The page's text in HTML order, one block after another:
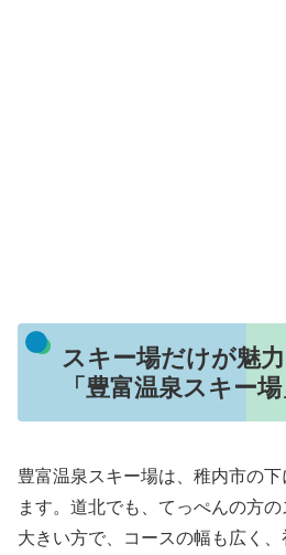
スキー場だけが魅
「豊富温泉スキー場
豊富温泉スキー場は、稚内市の
ます。道北でも、てっぺんの方
大きい方で、コースの幅も広く